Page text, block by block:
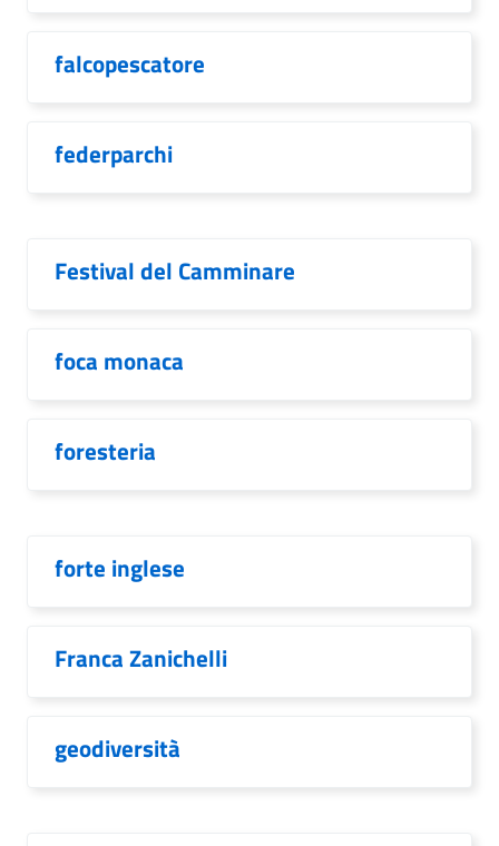
falcopescatore
federparchi
Festival del Camminare
foca monaca
foresteria
forte inglese
Franca Zanichelli
geodiversità